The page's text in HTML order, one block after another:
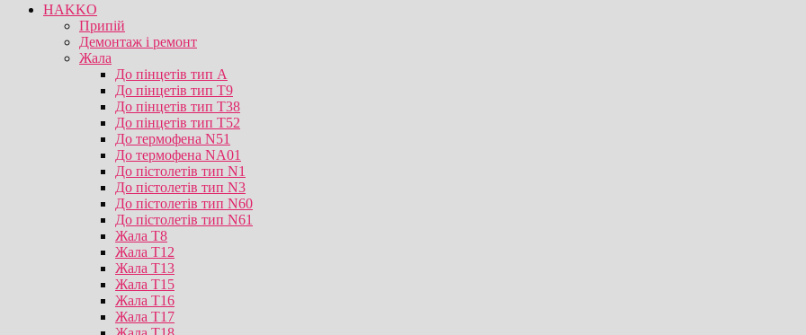
HAKKO
Припій
Демонтаж і ремонт
Жала
До пінцетів тип А
До пінцетів тип T9
До пінцетів тип T38
До пінцетів тип T52
До термофена N51
До термофена NA01
До пістолетів тип N1
До пістолетів тип N3
До пістолетів тип N60
До пістолетів тип N61
Жала T8
Жала T12
Жала T13
Жала T15
Жала T16
Жала T17